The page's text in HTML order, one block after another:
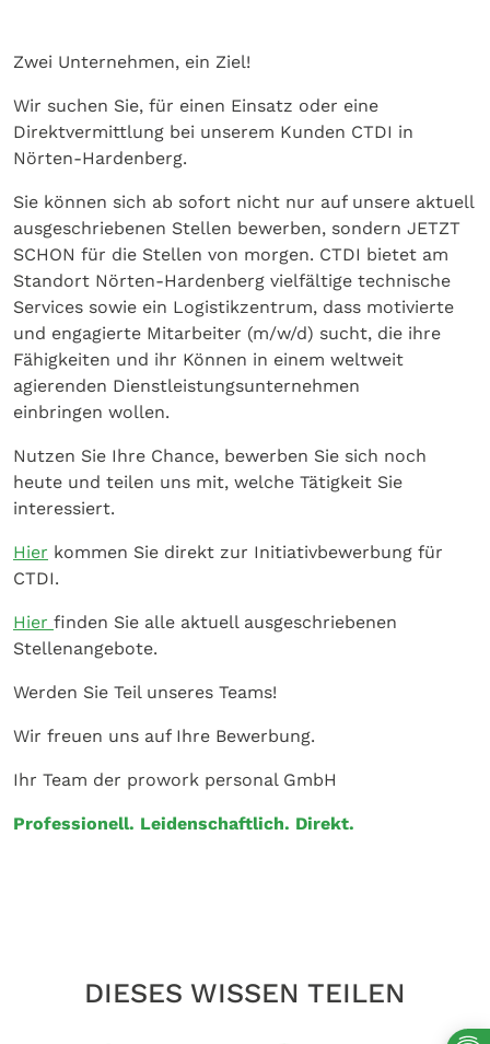
Zwei Unternehmen, ein Ziel!
Wir suchen Sie, für einen Einsatz oder eine
Direktvermittlung bei unserem Kunden CTDI in
Nörten-Hardenberg.
Sie können sich ab sofort nicht nur auf unsere aktuell
ausgeschriebenen Stellen bewerben, sondern JETZT
SCHON für die Stellen von morgen. CTDI bietet am
Standort Nörten-Hardenberg vielfältige technische
Services sowie ein Logistikzentrum, dass motivierte
und engagierte Mitarbeiter (m/w/d) sucht, die ihre
Fähigkeiten und ihr Können in einem weltweit
agierenden Dienstleistungsunternehmen
einbringen wollen.
Nutzen Sie Ihre Chance, bewerben Sie sich noch
heute und teilen uns mit, welche Tätigkeit Sie
interessiert.
Hier kommen Sie direkt zur Initiativbewerbung für
CTDI.
Hier finden Sie alle aktuell ausgeschriebenen
Stellenangebote.
Werden Sie Teil unseres Teams!
Wir freuen uns auf Ihre Bewerbung.
Ihr Team der prowork personal GmbH
Professionell. Leidenschaftlich. Direkt.
DIESES WISSEN TEILEN